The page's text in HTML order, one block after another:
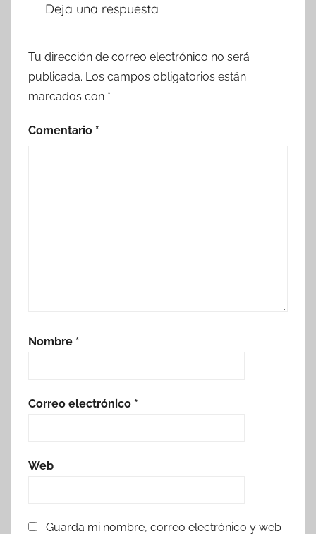
Deja una respuesta
Tu dirección de correo electrónico no será
publicada. Los campos obligatorios están
marcados con *
Comentario *
Nombre *
Correo electrónico *
Web
Guarda mi nombre, correo electrónico y web